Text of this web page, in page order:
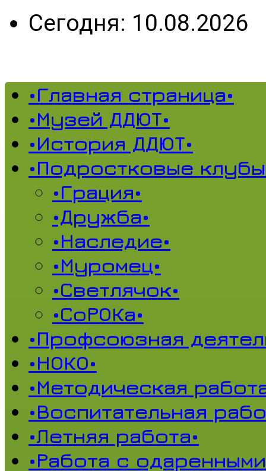
Сегодня: 10.08.2026
•Главная страница•
•Музей ДДЮТ•
•История ДДЮТ•
•Подростковые
•Грация•
•Дружба•
•Наследие•
•Муромец•
•Светлячок•
•СоРОКа•
•Профсоюзная
•НОКО•
•Методическая
•Воспитательная
•Летняя работа•
•Работа с